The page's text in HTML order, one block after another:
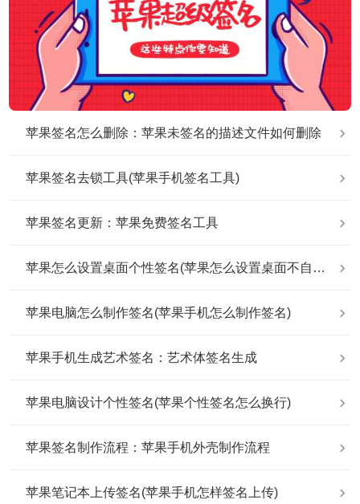
苹果签名怎么删除：苹果未签名的描述文件如何删除
苹果签名去锁工具(苹果手机签名工具)
苹果签名更新：苹果免费签名工具
苹果怎么设置桌面个性签名(苹果怎么设置桌面不自动排列)
苹果电脑怎么制作签名(苹果手机怎么制作签名)
苹果手机生成艺术签名：艺术体签名生成
苹果电脑设计个性签名(苹果个性签名怎么换行)
苹果签名制作流程：苹果手机外壳制作流程
苹果笔记本上传签名(苹果手机怎样签名上传)